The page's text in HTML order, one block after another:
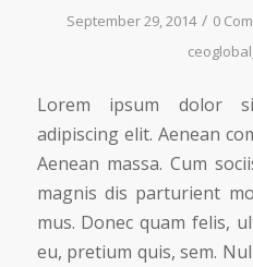
September 29, 2014 / 0
Lorem ipsum dolor
adipiscing elit. Aenean
Aenean massa. Cum
magnis dis parturient
mus. Donec quam felis,
eu, pretium quis, sem.